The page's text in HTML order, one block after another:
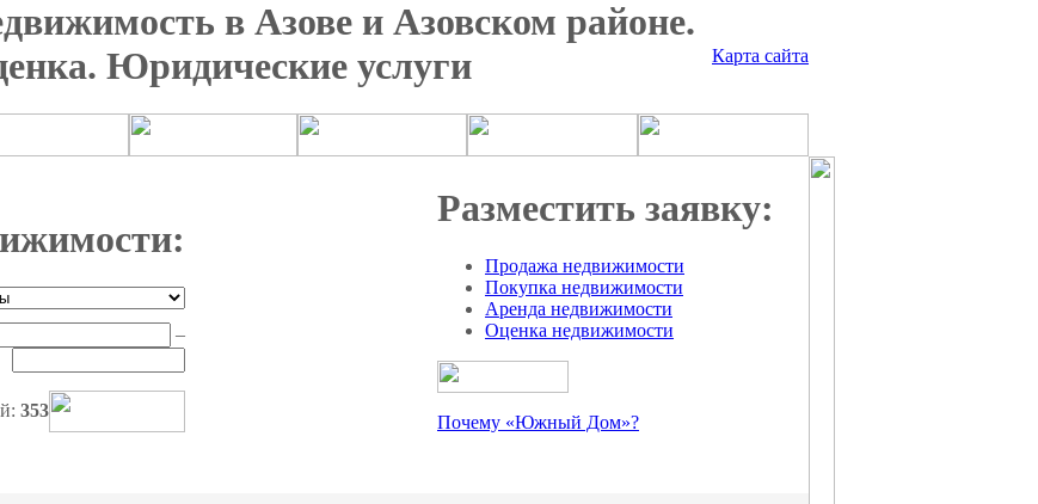
в Азове и Азовском районе.
Юридические услуги
Карта сайта
–
353
Разместить заявку:
Продажа недвижимости
Покупка недвижимости
Аренда недвижимости
Оценка недвижимости
Почему «Южный Дом»?